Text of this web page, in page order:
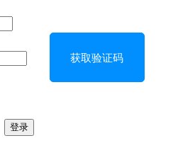
获取验证码
登录